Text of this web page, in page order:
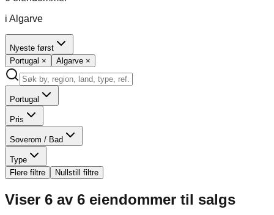
i Algarve
Nyeste først
Portugal × Algarve ×
Portugal
Pris
Soverom / Bad
Type
Flere filtre
Nullstill filtre
Viser 6 av 6 eiendommer til salgs